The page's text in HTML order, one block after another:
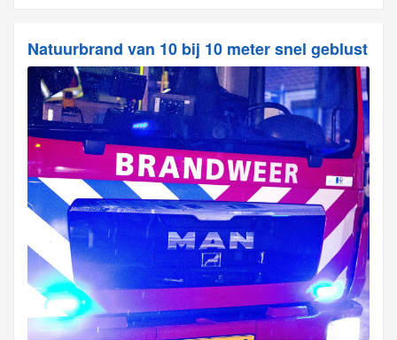
Natuurbrand van 10 bij 10 meter snel geblust